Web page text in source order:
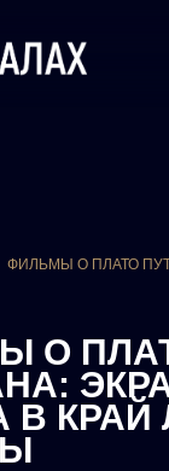
ФИЛЬМЫ О ПЛАТО
О
В КРАЙ